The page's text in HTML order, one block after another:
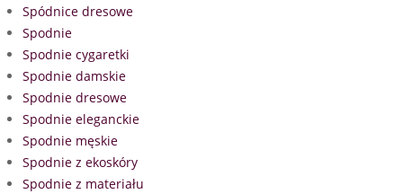
Spódnice dresowe
Spodnie
Spodnie cygaretki
Spodnie damskie
Spodnie dresowe
Spodnie eleganckie
Spodnie męskie
Spodnie z ekoskóry
Spodnie z materiału